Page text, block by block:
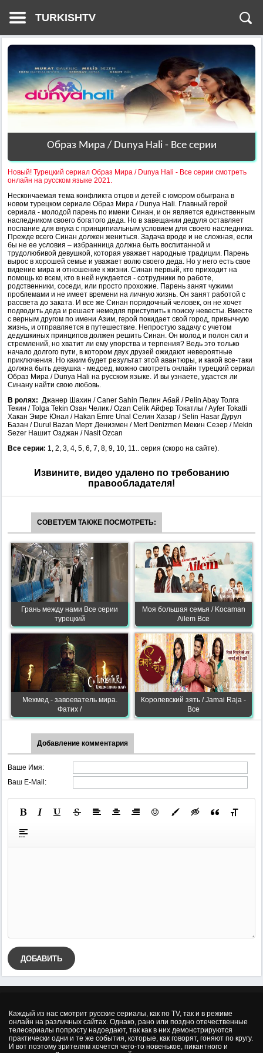
TURKISHTV
Образ Мира / Dunya Hali - Все серии
Новый! Турецкий сериал Образ Мира / Dunya Hali - Все серии смотреть
онлайн на русском языке 2021.
Нескончаемая тема конфликта отцов и детей с юмором обыграна в
новом турецком сериале Образ Мира / Dunya Hali. Главный герой
сериала - молодой парень по имени Синан, и он является единственным
наследником своего богатого деда. Но в завещании дедуля оставляет
послание для внука с принципиальным условием для своего наследника.
Прежде всего Синан должен жениться. Задача вроде и не сложная, если
бы не ее условия – избранница должна быть воспитанной и
трудолюбивой девушкой, которая уважает народные традиции. Парень
вырос в хорошей семье и уважает волю своего деда. Но у него есть свое
видение мира и отношение к жизни. Синан первый, кто приходит на
помощь ко всем, кто в ней нуждается - сотрудники по работе,
родственники, соседи, или просто прохожие. Парень занят чужими
проблемами и не имеет времени на личную жизнь. Он занят работой с
рассвета до заката. И все же Синан порядочный человек, он не хочет
подводить деда и решает немедля приступить к поиску невесты. Вместе
с верным другом по имени Азим, герой покидает свой город, привычную
жизнь, и отправляется в путешествие. Непростую задачу с учетом
дедушкиных принципов должен решить Синан. Он молод и полон сил и
стремлений, но хватит ли ему упорства и терпения? Ведь это только
начало долгого пути, в котором двух друзей ожидают невероятные
приключения. Но каким будет результат этой авантюры, и какой все-таки
должна быть девушка - медоед, можно смотреть онлайн турецкий сериал
Образ Мира / Dunya Hali на русском языке. И вы узнаете, удастся ли
Синану найти свою любовь.
В ролях: Джанер Шахин / Caner Sahin Пелин Абай / Pelin Abay Толга
Текин / Tolga Tekin Озан Челик / Ozan Celik Айфер Токатлы / Ayfer Tokatli
Хакан Эмре Юнал / Hakan Emre Unal Селин Хазар / Selin Hasar Дурул
Базан / Durul Bazan Мерт Денизмен / Mert Denizmen Мекин Сезер / Mekin
Sezer Нашит Озджан / Nasit Ozcan
Все серии: 1, 2, 3, 4, 5, 6, 7, 8, 9, 10, 11.. серия (скоро на сайте).
Извините, видео удалено по требованию
правообладателя!
СОВЕТУЕМ ТАКЖЕ ПОСМОТРЕТЬ:
Грань между нами Все серии
турецкий
Моя большая семья / Kocaman
Ailem Все
Мехмед - завоеватель мира.
Фатих /
Королевский зять / Jamai Raja -
Все
Добавление комментария
Ваше Имя:
Ваш E-Mail:
ДОБАВИТЬ
Каждый из нас смотрит русские сериалы, как по TV, так и в режиме
онлайн на различных сайтах. Однако, рано или поздно отечественные
телесериалы попросту надоедают, так как в них демонстрируются
практически одни и те же события, которые, как говорят, гоняют по кругу.
И вот поэтому зрителям хочется чего-то новенькое, пикантного и